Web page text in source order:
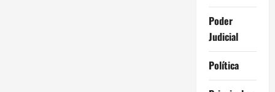
Poder
Judicial
Política